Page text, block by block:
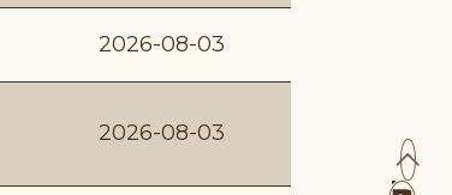
2026-08-03
2026-08-03